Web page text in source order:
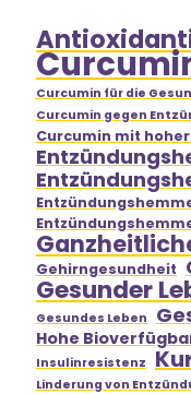
Curcumin für die
Curcumin gegen
Curcumin mit
Gehirngesundheit
Gesunder
Gesundes Leben
Hohe
Insulinresistenz
Linderung von